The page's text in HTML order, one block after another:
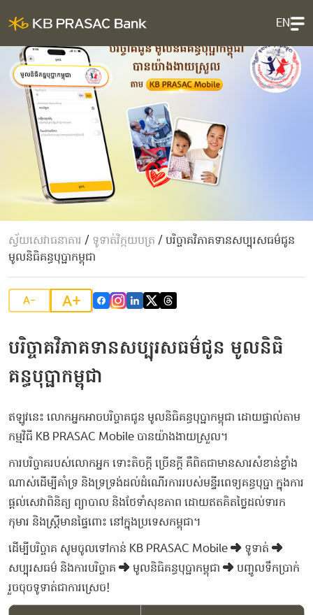
EN
ស្វ័យសេវាធនាគារ / ទូទាត់វិក្កយបត្រ /បរិច្ចាគវិភាគទានសប្បុរសធម៌ជូន
មូលនិធិគន្ធបុប្ផាកម្ពុជា
A- A+
បរិច្ចាគវិភាគទានសប្បុរសធម៌ជូន មូលនិធិ
គន្ធបុប្ផាកម្ពុជា
ឥឡូវនេះ លោកអ្នកអាចបរិច្ចាគជូន មូលនិធិគន្ធបុប្ផាកម្ពុជា ដោយផ្ទាល់តាម
កម្មវិធី KB PRASAC Mobile បានយ៉ាងងាយស្រួល។
ការបរិច្ចាគរបស់លោកអ្នក ទោះតិចក្ដី ច្រើនក្ដី គឺពិតជាមានសារសំខាន់ខ្លាំង
ណាស់ដើម្បីគាំទ្រ និងទ្រទ្រង់ដល់ដំណើរការរបស់មន្ទីរពេទ្យគន្ធបុប្ផា ក្នុងការ
ផ្ដល់សេវាពិនិត្យ ព្យាបាល និងថែទាំសុខភាព ដោយឥតគិតថ្លៃដល់ទារក
កុមារ និងស្ត្រីមានផ្ទៃពោះ នៅក្នុងប្រទេសកម្ពុជា។
ដើម្បីបរិច្ចាគ សូមចូលទៅកាន់ KB PRASAC Mobile ➜ ទូទាត់ ➜
សប្បុរសធម៌ និងការបរិច្ចាគ ➜ មូលនិធិគន្ធបុប្ផាកម្ពុជា ➜ បញ្ចូលទឹកប្រាក់
រួចចុចទូទាត់ជាការស្រេច!